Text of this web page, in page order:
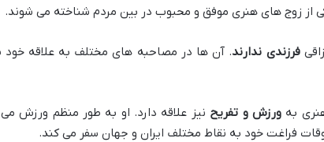
از زوج های هنری موفق و محبوب در بین مردم شناخته می شوند.
فرزندی ندارند. آن ها در مصاحبه های مختلف به علاقه خود
بهورزش و تفریح نیز علاقه دارد. او به طور منظم ورزش
اوقات فراغت خود به نقاط مختلف ایران و جهان سفر می کند.